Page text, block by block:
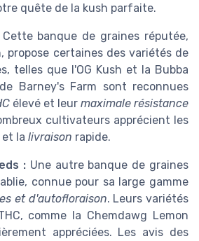
quête de la kush parfaite.
banque de graines réputée,
propose certaines des variétés de
telles que l'OG Kush et la Bubba
Barney's Farm sont reconnues
élevé et leur maximale résistance
cultivateurs apprécient les
la livraison rapide.
: Une autre banque de graines
connue pour sa large gamme
et d'autofloraison. Leurs variétés
comme la Chemdawg Lemon
appréciées. Les avis des